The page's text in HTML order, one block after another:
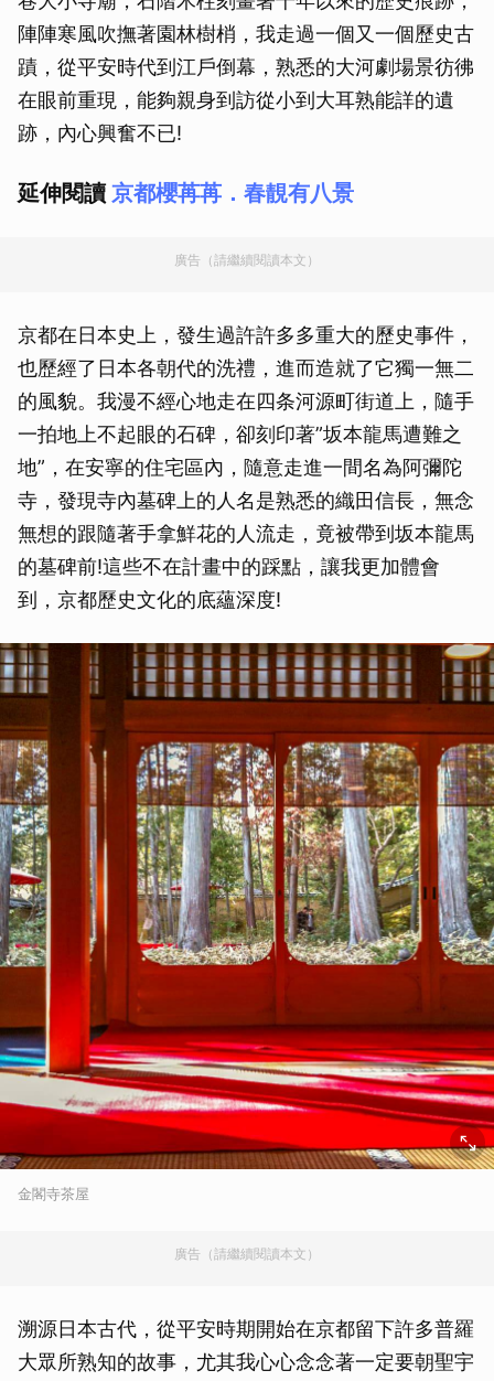
陣陣寒風吹撫著園林樹梢，我走過一個又一個歷史古
蹟，從平安時代到江戶倒幕，熟悉的大河劇場景彷彿
在眼前重現，能夠親身到訪從小到大耳熟能詳的遺
跡，內心興奮不已!
延伸閱讀 京都櫻苒苒．春靚有八景
廣告（請繼續閱讀本文）
京都在日本史上，發生過許許多多重大的歷史事件，
也歷經了日本各朝代的洗禮，進而造就了它獨一無二
的風貌。我漫不經心地走在四条河源町街道上，隨手
一拍地上不起眼的石碑，卻刻印著”坂本龍馬遭難之
地”，在安寧的住宅區內，隨意走進一間名為阿彌陀
寺，發現寺內墓碑上的人名是熟悉的織田信長，無念
無想的跟隨著手拿鮮花的人流走，竟被帶到坂本龍馬
的墓碑前!這些不在計畫中的踩點，讓我更加體會
到，京都歷史文化的底蘊深度!
金閣寺茶屋
廣告（請繼續閱讀本文）
溯源日本古代，從平安時期開始在京都留下許多普羅
大眾所熟知的故事，尤其我心心念念著一定要朝聖宇